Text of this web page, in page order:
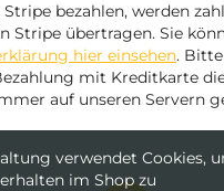
bezahlen, werden
Stripe übertragen. Sie
hier einsehen.
mit Kreditkarte
auf unseren Servern
verwendet Cookies,
im Shop zu